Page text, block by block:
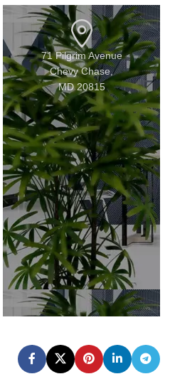
71 Pilgrim Avenue
Chevy Chase,
MD 20815